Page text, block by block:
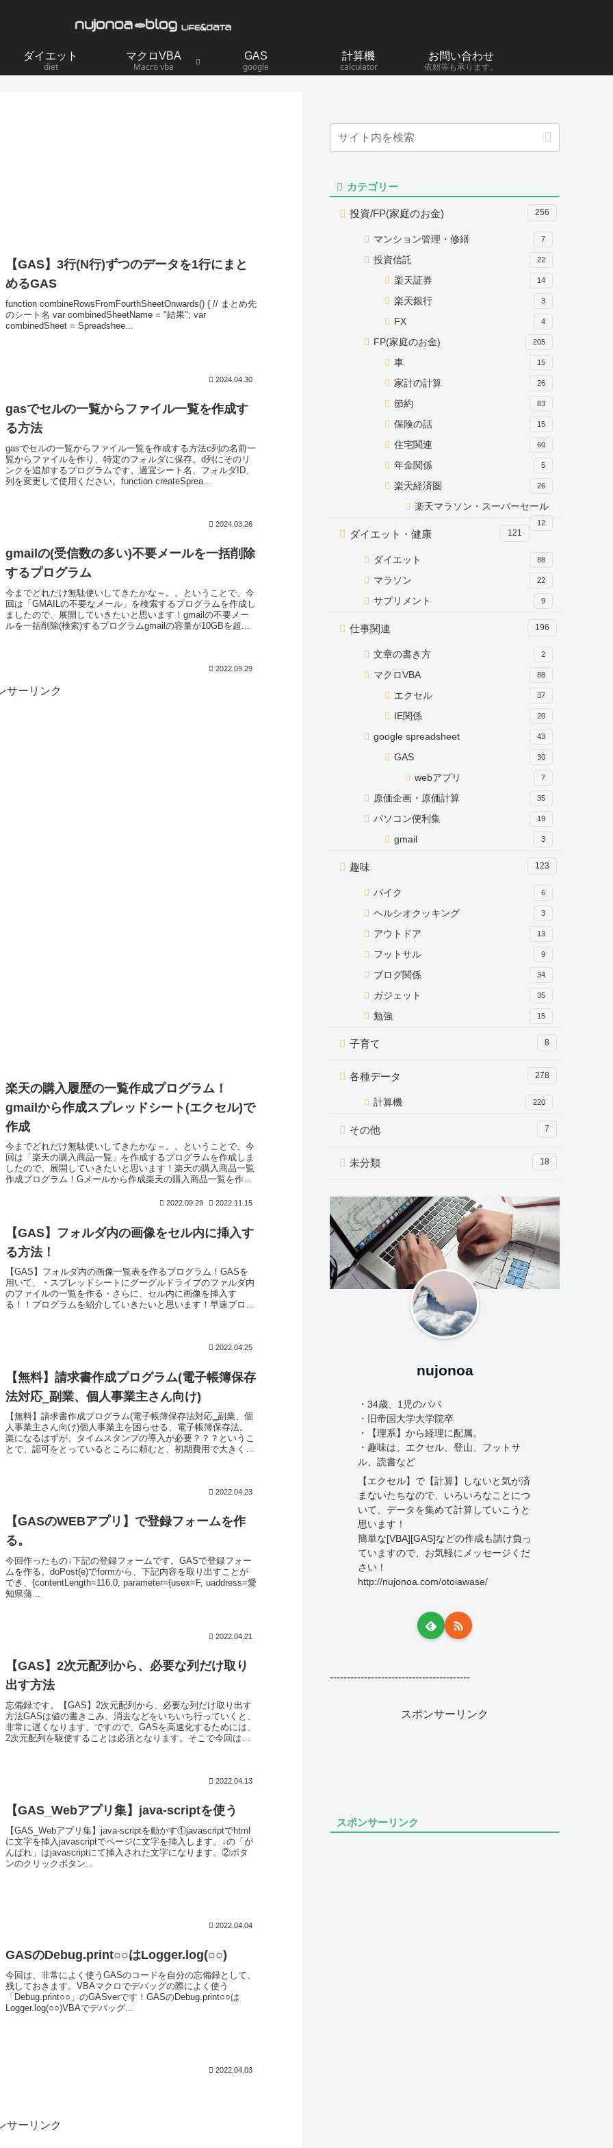
ダイエット
diet
マクロVBA
Macro vba
GAS
google
計算機
calculator
お問い合わせ
依頼等も承ります。
【GAS】3行(N行)ずつのデータを1行にまと
めるGAS
function combineRowsFromFourthSheetOnwards() { // まとめ先
のシート名 var combinedSheetName = "結果"; var
combinedSheet = Spreadshee...
2024.04.30
gasでセルの一覧からファイル一覧を作成す
る方法
gasでセルの一覧からファイル一覧を作成する方法c列の名前一
覧からファイルを作り、特定のフォルダに保存。d列にそのリ
ンクを追加するプログラムです。適宜シート名、フォルダID、
列を変更して使用ください。function createSprea...
2024.03.26
gmailの(受信数の多い)不要メールを一括削除
するプログラム
今までどれだけ無駄使いしてきたかな～。。ということで、今
回は「GMAILの不要なメール」を検索するプログラムを作成し
ましたので、展開していきたいと思います！gmailの不要メー
ルを一括削除(検索)するプログラムgmailの容量が10GBを超...
2022.09.29
サーリンク
楽天の購入履歴の一覧作成プログラム！
gmailから作成スプレッドシート(エクセル)で
作成
今までどれだけ無駄使いしてきたかな～。。ということで、今
回は「楽天の購入商品一覧」を作成するプログラムを作成しま
したので、展開していきたいと思います！楽天の購入商品一覧
作成プログラム！Gメールから作成楽天の購入商品一覧を作成
2022.09.29 2022.11.15
【GAS】フォルダ内の画像をセル内に挿入す
る方法！
【GAS】フォルダ内の画像一覧表を作るプログラム！GASを
用いて、・スプレッドシートにグーグルドライブのファルダ内
のファイルの一覧を作る・さらに、セル内に画像を挿入す
る！！プログラムを紹介していきたいと思います！早速プログ
2022.04.25
【無料】請求書作成プログラム(電子帳簿保存
法対応‗副業、個人事業主さん向け)
【無料】請求書作成プログラム(電子帳簿保存法対応‗副業、個
人事業主さん向け)個人事業主を困らせる、電子帳簿保存法。
楽になるはずが、タイムスタンプの導入が必要？？？というこ
とで、認可をとっているところに頼むと、初期費用で大きくお
2022.04.23
【GASのWEBアプリ】で登録フォームを作
る。
今回作ったもの↓下記の登録フォームです。GASで登録フォー
ムを作る。doPost(e)でformから、下記内容を取り出すことが
でき、{contentLength=116.0, parameter={usex=F, uaddress=愛
知県蒲...
2022.04.21
【GAS】2次元配列から、必要な列だけ取り
出す方法
忘備録です。【GAS】2次元配列から、必要な列だけ取り出す
方法GASは値の書きこみ、消去などをいちいち行っていくと、
非常に遅くなります。ですので、GASを高速化するためには、
2次元配列を駆使することは必須となります。そこで今回は、2
2022.04.13
【GAS_Webアプリ集】java-scriptを使う
【GAS_Webアプリ集】java-scriptを動かす①javascriptでhtml
に文字を挿入javascriptでページに文字を挿入します。↓の「が
んばれ」はjavascriptにて挿入された文字になります。②ボタ
ンのクリックボタン...
2022.04.04
GASのDebug.print○○はLogger.log(○○)
今回は、非常によく使うGASのコードを自分の忘備録として、
残しておきます。VBAマクロでデバッグの際によく使う
「Debug.print○○」のGASverです！GASのDebug.print○○は
Logger.log(○○)VBAでデバッグ...
2022.04.03
サーリンク
カテゴリー
投資/FP(家庭のお金) 256
マンション管理・修繕 7
投資信託 22
楽天証券 14
楽天銀行 3
FX 4
FP(家庭のお金) 205
車 15
家計の計算 26
節約 83
保険の話 15
住宅関連 60
年金関係 5
楽天経済圏 26
楽天マラソン・スーパーセール
12
ダイエット・健康 121
ダイエット 88
マラソン 22
サプリメント 9
仕事関連 196
文章の書き方 2
マクロVBA 88
エクセル 37
IE関係 20
google spreadsheet 43
GAS 30
webアプリ 7
原価企画・原価計算 35
パソコン便利集 19
gmail 3
趣味 123
バイク 6
ヘルシオクッキング 3
アウトドア 13
フットサル 9
ブログ関係 34
ガジェット 35
勉強 15
子育て 8
各種データ 278
計算機 220
その他 7
未分類 18
nujonoa
・34歳、1児のパパ
・旧帝国大学大学院卒
・【理系】から経理に配属。
・趣味は、エクセル、登山、フットサ
ル、読書など
【エクセル】で【計算】しないと気が済
まないたちなので、いろいろなことにつ
いて、データを集めて計算していこうと
思います！
簡単な[VBA][GAS]などの作成も請け負っ
ていますので、お気軽にメッセージくだ
さい！
http://nujonoa.com/otoiawase/
-----------------------------------------
スポンサーリンク
スポンサーリンク